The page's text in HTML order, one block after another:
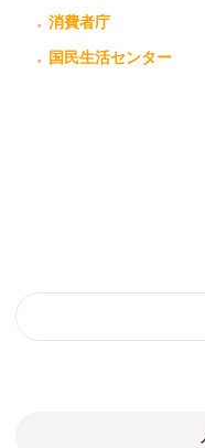
消費者庁
国民生活センター